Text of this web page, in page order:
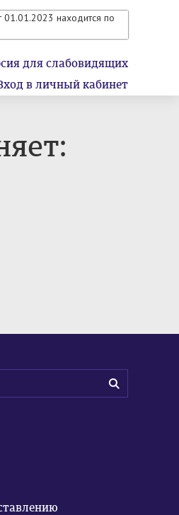
01.01.2023 находится по
для слабовидящих
в личный кабинет